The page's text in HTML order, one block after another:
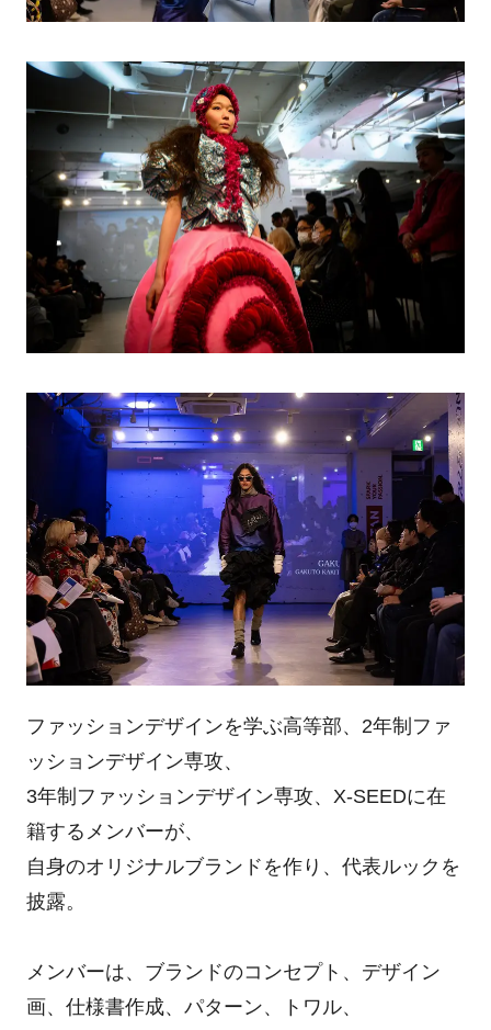
ファッションデザインを学ぶ高等部、2年制ファ
ッションデザイン専攻、
3年制ファッションデザイン専攻、X-SEEDに在
籍するメンバーが、
自身のオリジナルブランドを作り、代表ルックを
披露。
メンバーは、ブランドのコンセプト、デザイン
画、仕様書作成、パターン、トワル、